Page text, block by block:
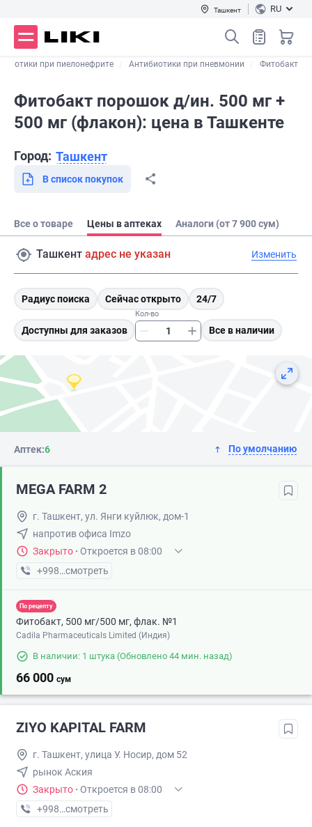
Ташкент RU
при пиелонефрите Антибиотики при пневмонии Фитобакт
Фитобакт порошок д/ин. 500 мг +
500 мг (флакон): цена в Ташкенте
Город: Ташкент
В список покупок
Все о товаре Цены в аптеках Аналоги (от 7 900 сум)
Ташкент адрес не указан Изменить
Радиус поиска Сейчас открыто 24/7
Доступны для заказов
Кол-во
Все в наличии
Аптек:6 По умолчанию
MEGA FARM 2
г. Ташкент, ул. Янги куйлюк, дом-1
напротив офиса Imzo
Закрыто · Откроется в 08:00
+998 (71) XXX-XX-XX
смотреть
По рецепту
Фитобакт, 500 мг/500 мг, флак. №1
Cadila Pharmaceuticals Limited (Индия)
В наличии: 1 штука (Обновлено 44 мин. назад)
66 000 сум
ZIYO KAPITAL FARM
г. Ташкент, улица У. Носир, дом 52
рынок Аския
Закрыто · Откроется в 08:00
+998 (97) XXX-XX-XX
смотреть